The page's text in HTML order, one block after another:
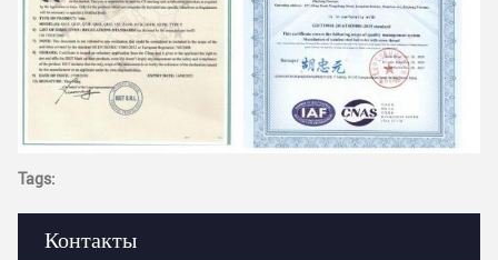
Контакты
Tags: